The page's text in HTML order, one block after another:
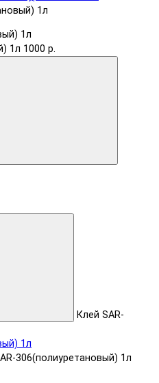
1л
1л 1000 р.
Клей SAR-
306(полиуретановый) 1л